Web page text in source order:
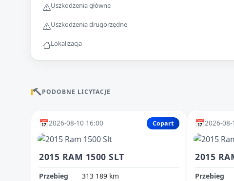
Uszkodzenia główne
Uszkodzenia drugorzędne
Lokalizacja
PODOBNE LICYTACJE
📅2026-08-10 16:00 Copart
2015 RAM 1500 SLT
Przebieg
313 189 km
📅2026-
2015
Przebieg